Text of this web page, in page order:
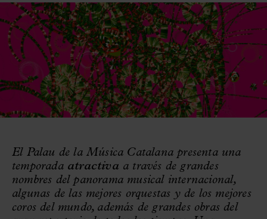
El Palau de la Música Catalana presenta una
temporada atractiva a través de grandes
nombres del panorama musical internacional,
algunas de las mejores orquestas y de los mejores
coros del mundo, además de grandes obras del